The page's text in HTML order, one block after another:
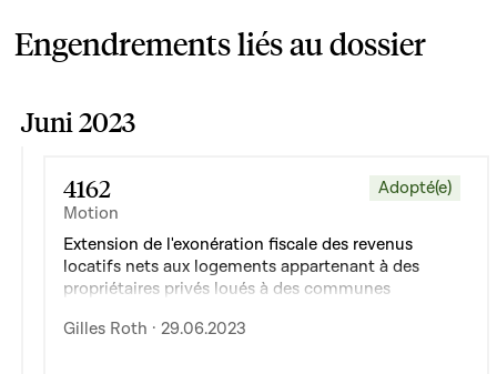
Engendrements liés au dossier
Juni 2023
4162
Motion
Adopté(e)
Extension de l'exonération fiscale des revenus
locatifs nets aux logements appartenant à des
propriétaires privés loués à des communes
Gilles Roth · 29.06.2023